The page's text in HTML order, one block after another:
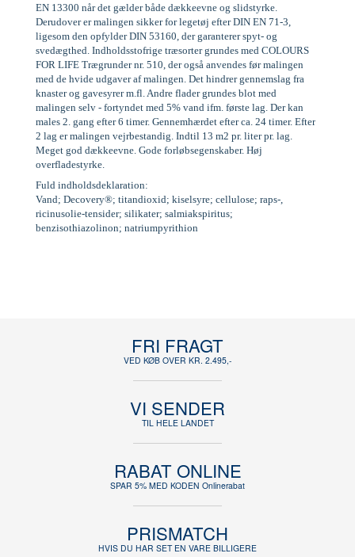
EN 13300 når det gælder både dækkeevne og slidstyrke.
Derudover er malingen sikker for legetøj efter DIN EN 71-3,
ligesom den opfylder DIN 53160, der garanterer spyt- og
svedægthed. Indholdsstofrige træsorter grundes med COLOURS
FOR LIFE Trægrunder nr. 510, der også anvendes før malingen
med de hvide udgaver af malingen. Det hindrer gennemslag fra
knaster og gavesyrer m.fl. Andre flader grundes blot med
malingen selv - fortyndet med 5% vand ifm. første lag. Der kan
males 2. gang efter 6 timer. Gennemhærdet efter ca. 24 timer. Efter
2 lag er malingen vejrbestandig. Indtil 13 m2 pr. liter pr. lag.
Meget god dækkeevne. Gode forløbsegenskaber. Høj
overfladestyrke.
Fuld indholdsdeklaration:
Vand; Decovery®; titandioxid; kiselsyre; cellulose; raps-,
ricinusolie-tensider; silikater; salmiakspiritus;
benzisothiazolinon; natriumpyrithion
FRI FRAGT
VED KØB OVER KR. 2.495,-
VI SENDER
TIL HELE LANDET
RABAT ONLINE
SPAR 5% MED KODEN Onlinerabat
PRISMATCH
HVIS DU HAR SET EN VARE BILLIGERE